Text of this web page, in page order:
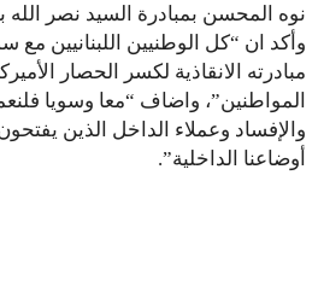
نوه المحسن بمبادرة السيد نصر الله
وأكد ان “كل الوطنيين اللبنانيين
مبادرته الانقاذية لكسر الحصار
المواطنين”، واضاف “معا وسويا
والإفساد وعملاء الداخل الذين
أوضاعنا الداخلية”.